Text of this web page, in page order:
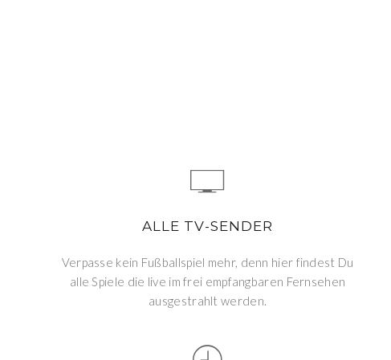
ALLE TV-SENDER
Verpasse kein Fußballspiel mehr, denn hier findest Du
alle Spiele die live im frei empfangbaren Fernsehen
ausgestrahlt werden.